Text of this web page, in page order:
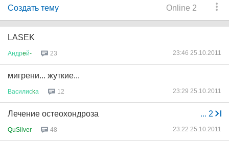
Online 2
Создать тему
LASEK
Андрeй- 23 23:46 25.10.2011
мигрени... жуткие...
Василисkа 12 23:29 25.10.2011
... 2
Лечение остеохондроза
QuSilver 48 23:22 25.10.2011